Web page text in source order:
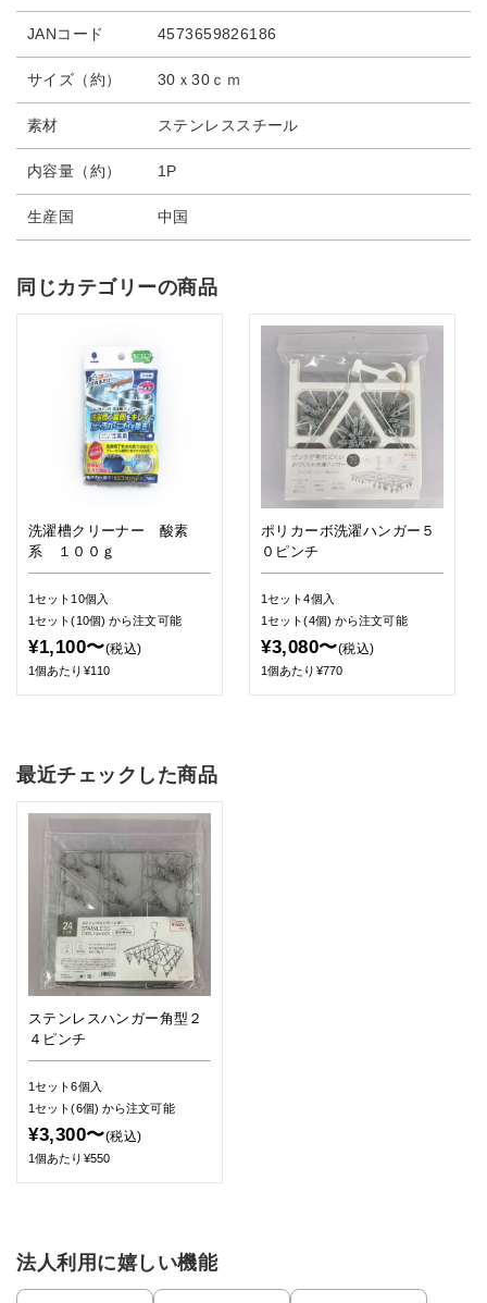
JANコード 4573659826186
サイズ（約） 30ｘ30ｃｍ
素材 ステンレススチール
内容量（約） 1P
生産国 中国
同じカテゴリーの商品
洗濯槽クリーナー 酸素
系 １００ｇ
1セット10個入
1セット(10個)から注文可能
¥1,100〜(税込)
1個あたり¥110
ポリカーボ洗濯ハンガー５
０ピンチ
1セット4個入
1セット(4個) から注文可能
¥3,080〜(税込)
1個あたり¥770
最近チェックした商品
ステンレスハンガー角型２
４ピンチ
1セット6個入
1セット(6個) から注文可能
¥3,300〜(税込)
1個あたり¥550
法人利用に嬉しい機能